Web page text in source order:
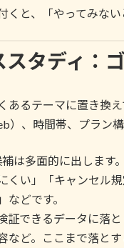
くと、「やってみな
スタディ：
あるテーマに置き換
）、時間帯、プラン
は多面的に出します。
くい」「キャンセル
などです。
証できるデータに落
など。ここまで落と